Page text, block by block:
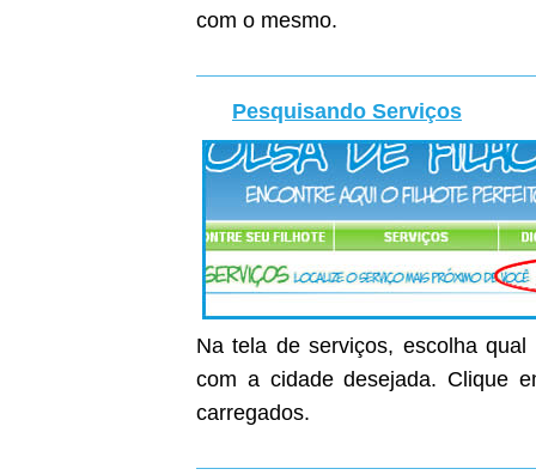
com o mesmo.
Pesquisando Serviços
Na tela de serviços, escolha
com a cidade desejada. Clique
carregados.